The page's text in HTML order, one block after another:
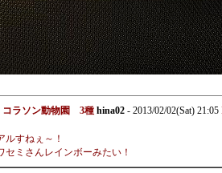
コラソン動物園 3種 hina02 - 2013/02/02(Sat) 21:05
ルすねぇ～！
セミさんレインボーみたい！